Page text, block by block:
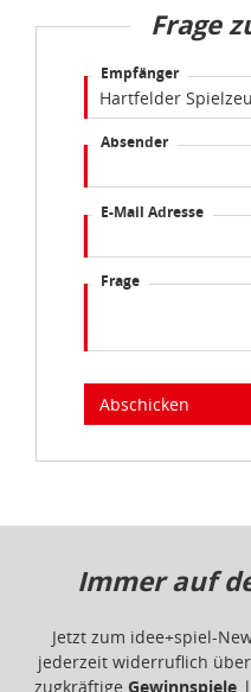
Frage
Empfänger
Absender
E-Mail Adresse
Frage
Abschicken
Immer auf
Jetzt zum idee+spiel-
jederzeit widerruflich
zugkräftige Gewinnspiele,